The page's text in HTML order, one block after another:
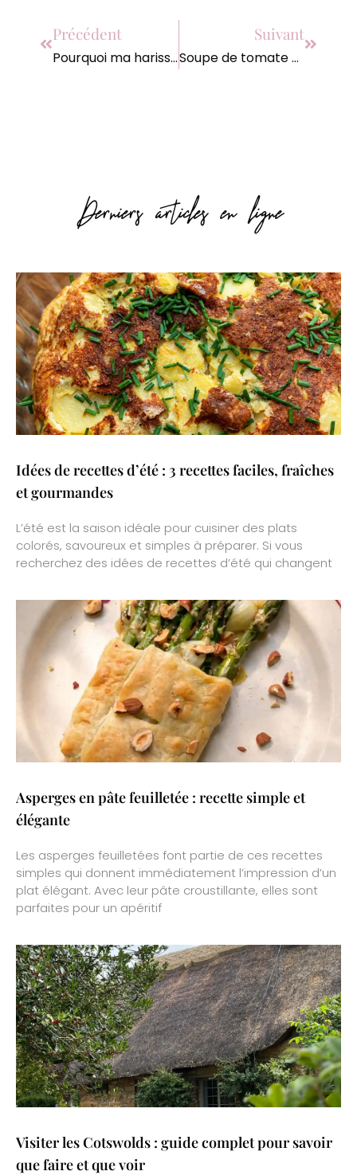
Précédent
Pourquoi ma harissa à la rose fait toute la différence – BySophie
Suivant
Soupe de tomate onctueuse
Derniers articles en ligne
Idées de recettes d’été : 3 recettes faciles, fraîches
et gourmandes
L’été est la saison idéale pour cuisiner des plats
colorés, savoureux et simples à préparer. Si vous
recherchez des idées de recettes d’été qui changent
Asperges en pâte feuilletée : recette simple et
élégante
Les asperges feuilletées font partie de ces recettes
simples qui donnent immédiatement l’impression d’un
plat élégant. Avec leur pâte croustillante, elles sont
parfaites pour un apéritif
Visiter les Cotswolds : guide complet pour savoir
que faire et que voir